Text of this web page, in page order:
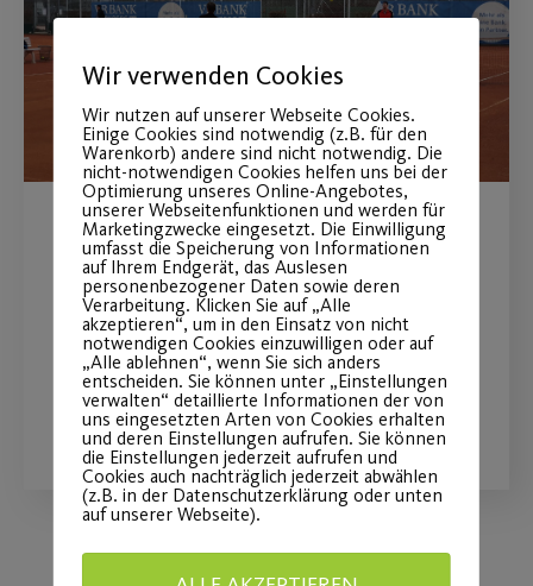
Mehr Tennis geht nicht!
Tennis startet so früh wie nie in die
Sandplatz-Saison.
WEITERLESEN
Wir verwenden Cookies
Wir nutzen auf unserer Webseite Cookies.
Einige Cookies sind notwendig (z.B. für den
Warenkorb) andere sind nicht notwendig. Die
nicht-notwendigen Cookies helfen uns bei der
Optimierung unseres Online-Angebotes,
unserer Webseitenfunktionen und werden für
Marketingzwecke eingesetzt. Die Einwilligung
umfasst die Speicherung von Informationen
auf Ihrem Endgerät, das Auslesen
personenbezogener Daten sowie deren
Verarbeitung. Klicken Sie auf „Alle
akzeptieren“, um in den Einsatz von nicht
notwendigen Cookies einzuwilligen oder auf
„Alle ablehnen“, wenn Sie sich anders
entscheiden. Sie können unter „Einstellungen
verwalten“ detaillierte Informationen der von
uns eingesetzten Arten von Cookies erhalten
und deren Einstellungen aufrufen. Sie können
die Einstellungen jederzeit aufrufen und
Cookies auch nachträglich jederzeit abwählen
(z.B. in der Datenschutzerklärung oder unten
auf unserer Webseite).